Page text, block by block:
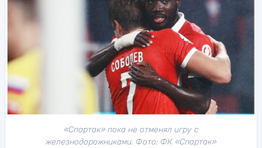
«Спартак» пока не отменял игру с
железнодорожниками. Фото: ФК «Спартак»